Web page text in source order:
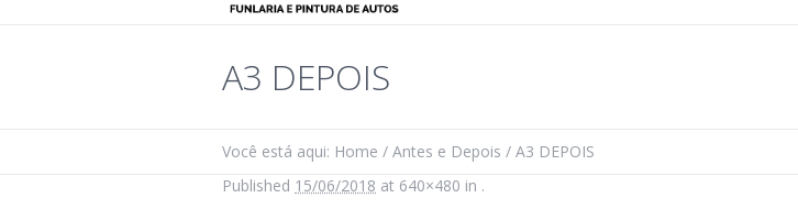
A3 DEPOIS
Você está aqui: Home / Antes e Depois / A3 DEPOIS
Published 15/06/2018 at 640×480 in .